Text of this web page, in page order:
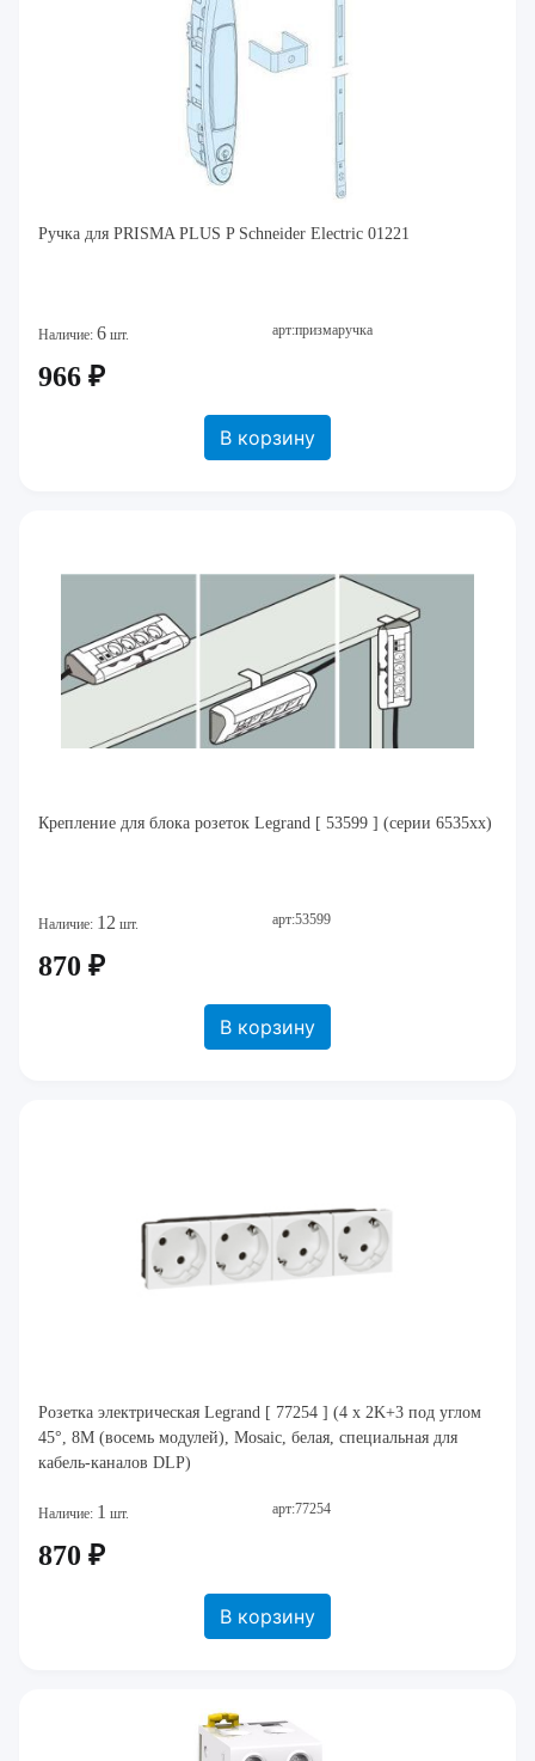
Ручка для PRISMA PLUS P Schneider Electric 01221
Наличие: 6 шт. арт:призмаручка
966 ₽
В корзину
Крепление для блока розеток Legrand [ 53599 ] (серии 6535xx)
Наличие: 12 шт. арт:53599
870 ₽
В корзину
Розетка электрическая Legrand [ 77254 ] (4 x 2K+3 под углом
45°, 8M (восемь модулей), Mosaic, белая, специальная для
кабель-каналов DLP)
Наличие: 1 шт. арт:77254
870 ₽
В корзину